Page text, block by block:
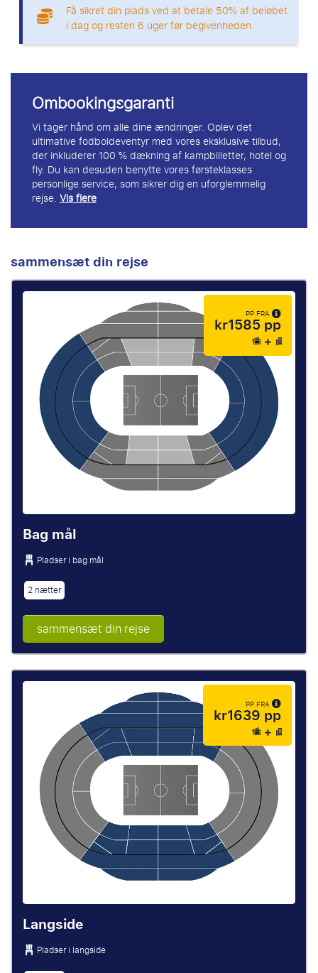
Få sikret din plads ved at betale 50% af beløbet
i dag og resten 6 uger før begivenheden.
Ombookingsgaranti
Vi tager hånd om alle dine ændringer. Oplev det
ultimative fodboldeventyr med vores eksklusive tilbud,
der inkluderer 100 % dækning af kampbilletter, hotel og
fly. Du kan desuden benytte vores førsteklasses
personlige service, som sikrer dig en uforglemmelig
rejse.Vis flere
sammensæt din rejse
PP FRA
kr1585 pp
Bag mål
Pladser i bag mål
2 nætter
sammensæt din rejse
PP FRA
kr1639 pp
Langside
Pladser i langside